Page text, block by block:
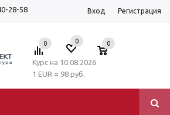
28-58 Вход Регистрация
0 0 0
Курс на 10.08.2026
1 EUR = 98 руб.